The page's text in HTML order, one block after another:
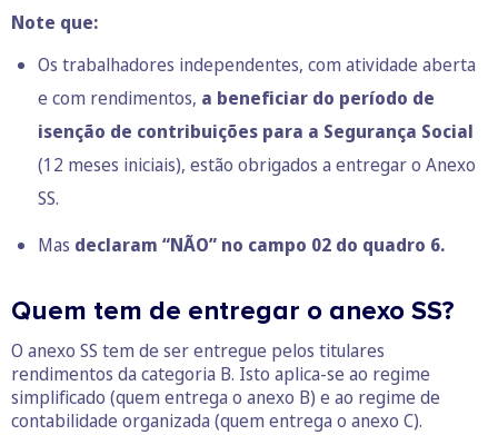
Note que:
Os trabalhadores independentes, com atividade aberta
e com rendimentos, a beneficiar do período de
isenção de contribuições para a Segurança Social
(12 meses iniciais), estão obrigados a entregar o Anexo
SS.
Mas declaram “NÃO” no campo 02 do quadro 6.
Quem tem de entregar o anexo SS?
O anexo SS tem de ser entregue pelos titulares
rendimentos da categoria B. Isto aplica-se ao regime
simplificado (quem entrega o anexo B) e ao regime de
contabilidade organizada (quem entrega o anexo C).